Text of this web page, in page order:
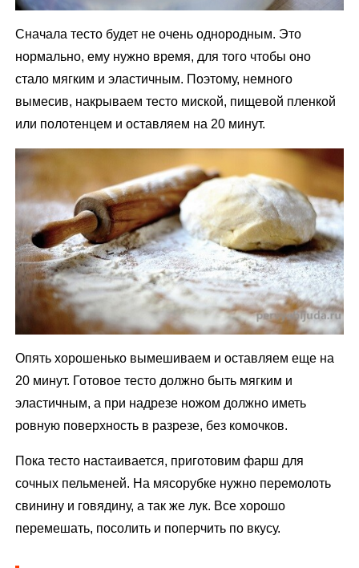
Сначала тесто будет не очень однородным. Это
нормально, ему нужно время, для того чтобы оно
стало мягким и эластичным. Поэтому, немного
вымесив, накрываем тесто миской, пищевой пленкой
или полотенцем и оставляем на 20 минут.
Опять хорошенько вымешиваем и оставляем еще на
20 минут. Готовое тесто должно быть мягким и
эластичным, а при надрезе ножом должно иметь
ровную поверхность в разрезе, без комочков.
Пока тесто настаивается, приготовим фарш для
сочных пельменей. На мясорубке нужно перемолоть
свинину и говядину, а так же лук. Все хорошо
перемешать, посолить и поперчить по вкусу.